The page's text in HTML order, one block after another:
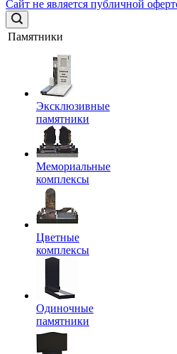
Сайт не является публичной
Памятники
Эксклюзивные
памятники
Мемориальные
комплексы
Цветные
комплексы
Одиночные
памятники